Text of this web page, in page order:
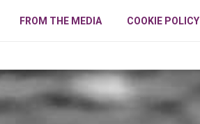
FROM THE MEDIA COOKIE POLICY